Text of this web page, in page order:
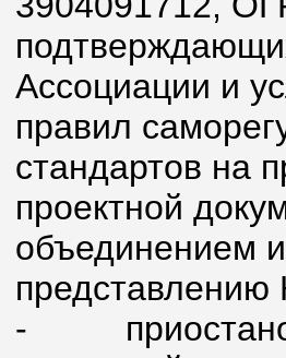
Ассоциации и
правил
стандартов на
проектной
объединением
представлению
-